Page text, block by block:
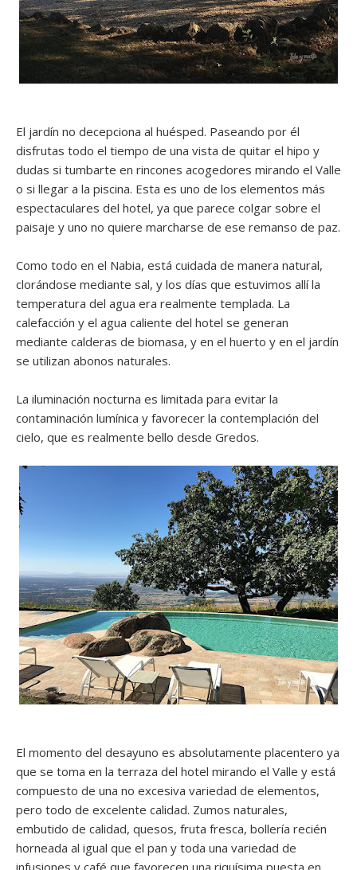
El jardín no decepciona al huésped. Paseando por él
disfrutas todo el tiempo de una vista de quitar el hipo y
dudas si tumbarte en rincones acogedores mirando el Valle
o si llegar a la piscina. Esta es uno de los elementos más
espectaculares del hotel, ya que parece colgar sobre el
paisaje y uno no quiere marcharse de ese remanso de paz.
Como todo en el Nabia, está cuidada de manera natural,
clorándose mediante sal, y los días que estuvimos allí la
temperatura del agua era realmente templada. La
calefacción y el agua caliente del hotel se generan
mediante calderas de biomasa, y en el huerto y en el jardín
se utilizan abonos naturales.
La iluminación nocturna es limitada para evitar la
contaminación lumínica y favorecer la contemplación del
cielo, que es realmente bello desde Gredos.
El momento del desayuno es absolutamente placentero ya
que se toma en la terraza del hotel mirando el Valle y está
compuesto de una no excesiva variedad de elementos,
pero todo de excelente calidad. Zumos naturales,
embutido de calidad, quesos, fruta fresca, bollería recién
horneada al igual que el pan y toda una variedad de
infusiones y café que favorecen una riquísima puesta en